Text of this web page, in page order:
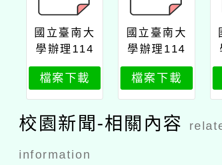
國立臺南大
學辦理114
學年度國民
教育中央輔
導團語文領
域本土語文
分團「本土
語文教學支
檔案下載
國立臺南大
學辦理114
學年度國民
教育中央輔
導團語文領
域本土語文
分團「本土
檔案下載
校園新聞-相關內容
information